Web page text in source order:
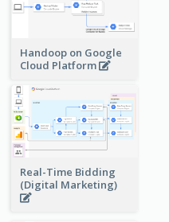
Handoop on Google
Cloud Platform
Real-Time Bidding
(Digital Marketing)